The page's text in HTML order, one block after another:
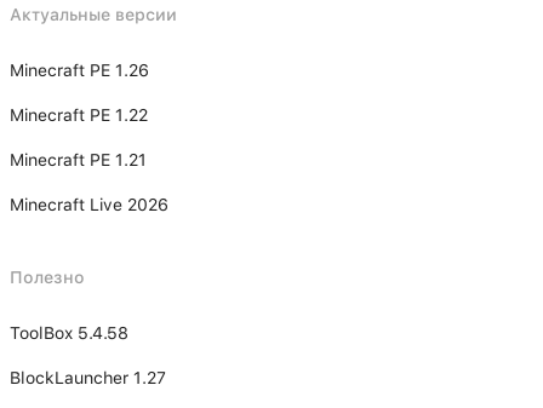
Актуальные версии
Minecraft PE 1.26
Minecraft PE 1.22
Minecraft PE 1.21
Minecraft Live 2026
Полезно
ToolBox 5.4.58
BlockLauncher 1.27